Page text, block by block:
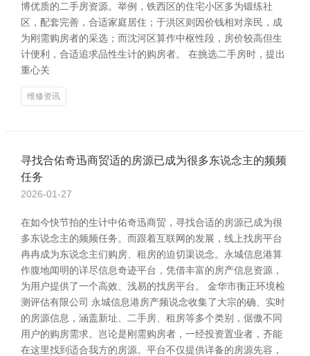
博优质的二手房资源。举例，铁西区的住宅小区多为锻练社
区，配套完善，合适家庭居住；于洪区则因价钱相对亲民，成
为刚需购房者的采选；而沈河区算作中枢性段，房价较高但生
计便利，合适追求品性生计的购房者。 在挑选二手房时，提出
重心关
维修资讯
寻找合佑奇迅商贸适的房源已成为很多东说念主的频频
任务
2026-01-27
在如今快节拍的生计中佑奇迅商贸，寻找合适的房源已成为很
多东说念主的频频任务。而跟着互联网的发展，线上找房平台
冉冉成为东说念主们购房、租房的迫切渠说念。永城信息港算
作腹地闻明的详尽信息奇迹平台，凭借丰富的房产信息资源，
为用户提供了一个高效、浅易的找房平台。 金华市衡正环境检
测评估有限公司 永城信息港房产频说念收集了大宗的确、实时
的房源信息，涵盖新址、二手房、租房等多个类别，倨傲不同
用户的购房需求。岂论是刚需购房者，一经投资置业者，齐能
在这里找到适合我方的房源。平台不仅提供详备的房源先容，